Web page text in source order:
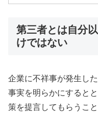
第三者とは自分
けではない
企業に不祥事が発生し
事実を明らかにすると
策を提言してもらうこ